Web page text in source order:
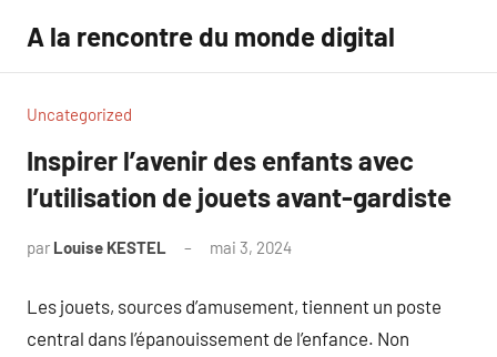
contenu
A la rencontre du monde digital
Uncategorized
Inspirer l’avenir des enfants avec
l’utilisation de jouets avant-gardiste
par Louise KESTEL mai 3, 2024
Les jouets, sources d’amusement, tiennent un poste
central dans l’épanouissement de l’enfance. Non